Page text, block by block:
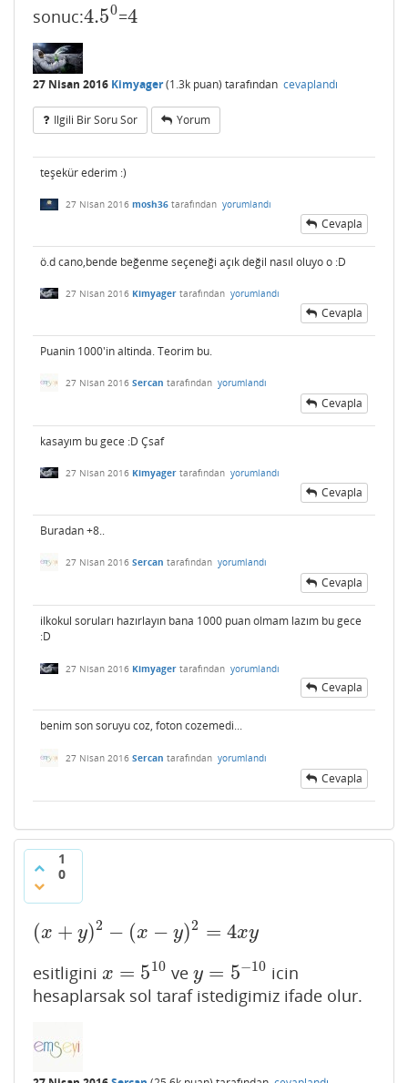
sonuc:4.50
4.50=4
4
27 Nisan 2016 Kimyager(1.3k puan) tarafından cevaplandı
Ilgili Bir Soru Sor Yorum
teşekür ederim :)
27 Nisan 2016 mosh36 tarafından yorumlandı
Cevapla
ö.d cano,bende beğenme seçeneği açık değil nasıl oluyo o :D
27 Nisan 2016 Kimyager tarafından yorumlandı
Cevapla
Puanin 1000'in altinda. Teorim bu.
27 Nisan 2016 Sercan tarafından yorumlandı
Cevapla
kasayım bu gece :D Çsaf
27 Nisan 2016 Kimyager tarafından yorumlandı
Cevapla
Buradan +8..
27 Nisan 2016 Sercan tarafından yorumlandı
Cevapla
ilkokul soruları hazırlayın bana 1000 puan olmam lazım bu gece
:D
27 Nisan 2016 Kimyager tarafından yorumlandı
Cevapla
benim son soruyu coz, foton cozemedi...
27 Nisan 2016 Sercan tarafından yorumlandı
Cevapla
1
0
(x + y)2 − (x − y)2 = 4xy
(x+ y)2 −(x−y) 2=4x y
esitligini x = 510
x= 510 ve y = 5−10
y=5− 10
icin
hesaplarsak sol taraf istedigimiz ifade olur.